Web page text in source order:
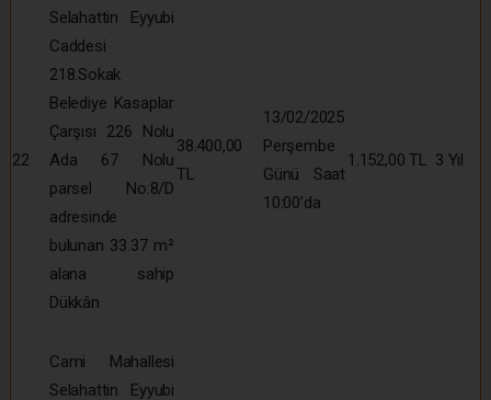
22
Selahattin Eyyubi
Caddesi
218.Sokak
Belediye Kasaplar
Çarşısı 226 Nolu
Ada 67 Nolu
parsel No:8/D
adresinde
bulunan 33.37 m²
alana sahip
Dükkân
38.400,00
TL
13/02/2025
Perşembe
Günü Saat
10:00’da
1.152,00 TL 3 Yıl
Cami Mahallesi
Selahattin Eyyubi